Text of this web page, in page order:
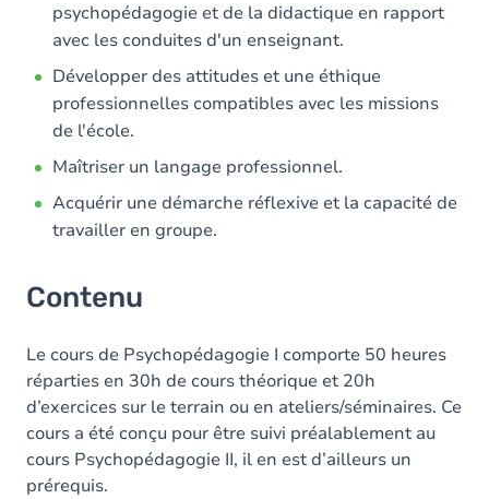
psychopédagogie et de la didactique en rapport
avec les conduites d'un enseignant.
Développer des attitudes et une éthique
professionnelles compatibles avec les missions
de l'école.
Maîtriser un langage professionnel.
Acquérir une démarche réflexive et la capacité de
travailler en groupe.
Contenu
Le cours de Psychopédagogie I comporte 50 heures
réparties en 30h de cours théorique et 20h
d’exercices sur le terrain ou en ateliers/séminaires. Ce
cours a été conçu pour être suivi préalablement au
cours Psychopédagogie II, il en est d’ailleurs un
prérequis.